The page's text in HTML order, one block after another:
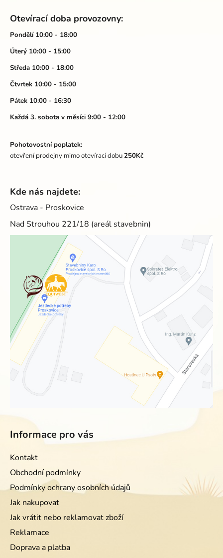
Otevírací doba provozovny:
Pondělí 10:00 - 18:00
Úterý 10:00 - 15:00
Středa 10:00 - 18:00
Čtvrtek 10:00 - 15:00
Pátek 10:00 - 16:30
Každá 3. sobota v měsíci 9:00 - 12:00
Pohotovostní poplatek:
otevření prodejny mimo otevírací dobu250Kč
Kde nás najdete:
Ostrava - Proskovice
Nad Strouhou 221/18 (areál stavebnin)
Informace pro vás
Kontakt
Obchodní podmínky
Podmínky ochrany osobních údajů
Jak nakupovat
Jak vrátit nebo reklamovat zboží
Reklamace
Doprava a platba